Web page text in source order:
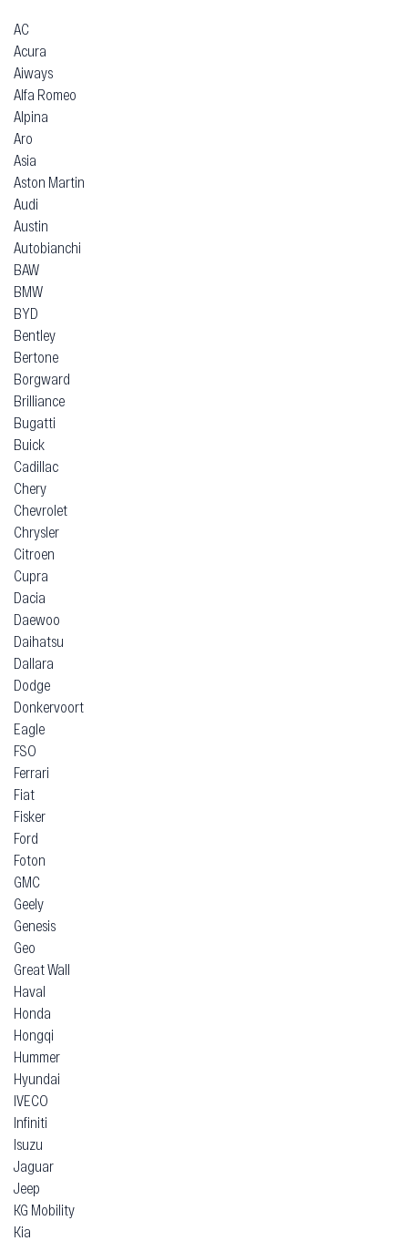
AC
Acura
Aiways
Alfa Romeo
Alpina
Aro
Asia
Aston Martin
Audi
Austin
Autobianchi
BAW
BMW
BYD
Bentley
Bertone
Borgward
Brilliance
Bugatti
Buick
Cadillac
Chery
Chevrolet
Chrysler
Citroen
Cupra
Dacia
Daewoo
Daihatsu
Dallara
Dodge
Donkervoort
Eagle
FSO
Ferrari
Fiat
Fisker
Ford
Foton
GMC
Geely
Genesis
Geo
Great Wall
Haval
Honda
Hongqi
Hummer
Hyundai
IVECO
Infiniti
Isuzu
Jaguar
Jeep
KG Mobility
Kia